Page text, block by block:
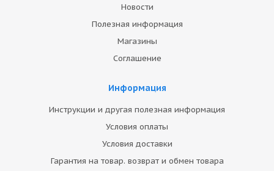
Новости
Полезная информация
Магазины
Соглашение
Информация
Инструкции и другая полезная информация
Условия оплаты
Условия доставки
Гарантия на товар. возврат и обмен товара